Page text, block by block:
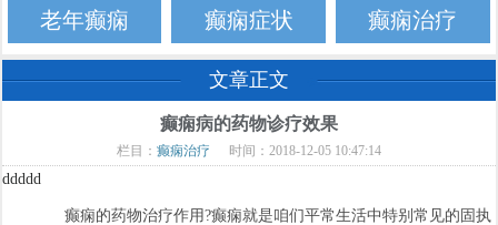
老年癫痫 癫痫症状 癫痫治疗
文章正文
癫痫病的药物诊疗效果
栏目： 癫痫治疗 时间：2018-12-05 10:47:14
ddddd
癫痫的药物治疗作用?癫痫就是咱们平常生活中特别常见的固执